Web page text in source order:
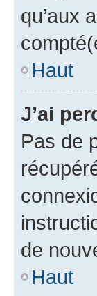
qu’aux
Haut
J’ai
Pas de
de
Haut